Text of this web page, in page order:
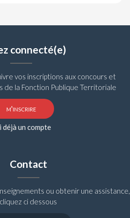
connecté(e)
vos inscriptions aux concours et
de la Fonction Publique Territoriale
m'inscrire
déjà un compte
Contact
ou obtenir une assistance,
cliquez ci dessous